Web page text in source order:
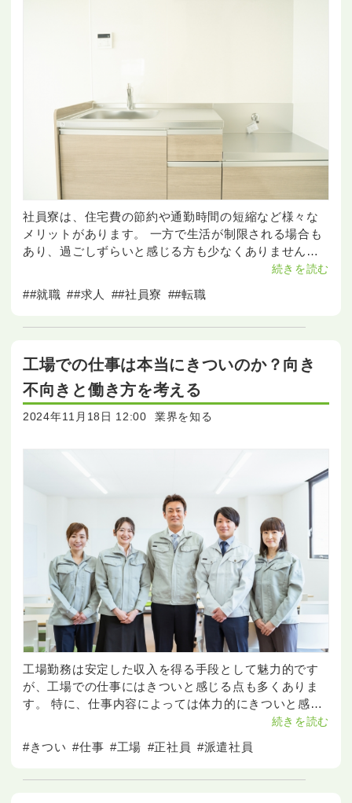
社員寮は、住宅費の節約や通勤時間の短縮など様々な
メリットがあります。 一方で生活が制限される場合も
あり、過ごしずらいと感じる方も少なくありません。
今回は、社員寮について「やめとけ」と言われる原因
##就職 ##求人 ##社員寮 ##転職
続きを読む
工場での仕事は本当にきついのか？向き
不向きと働き方を考える
2024年11月18日 12:00 業界を知る
工場勤務は安定した収入を得る手段として魅力的です
が、工場での仕事にはきついと感じる点も多くありま
す。 特に、仕事内容によっては体力的にきついと感じ
#きつい #仕事 #工場 #正社員 #派遣社員
続きを読む